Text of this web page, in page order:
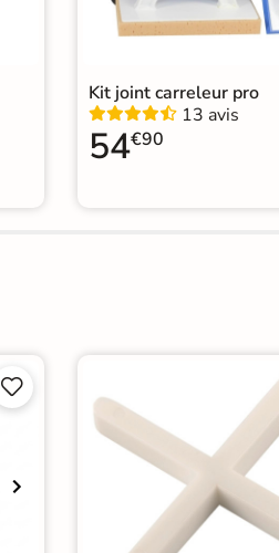
Kit joint carreleur pro
13 avis
54€90

